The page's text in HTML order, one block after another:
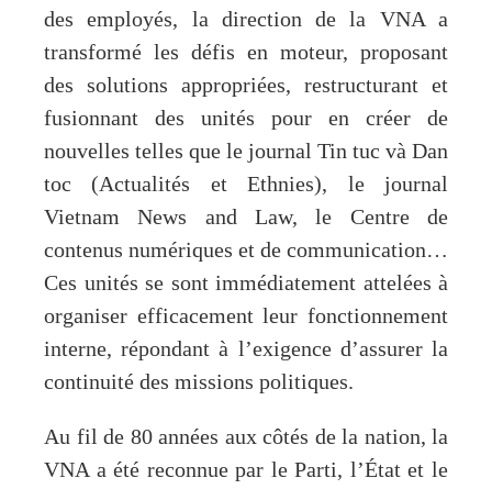
des employés, la direction de la VNA a
transformé les défis en moteur, proposant
des solutions appropriées, restructurant et
fusionnant des unités pour en créer de
nouvelles telles que le journal Tin tuc và Dan
toc (Actualités et Ethnies), le journal
Vietnam News and Law, le Centre de
contenus numériques et de communication…
Ces unités se sont immédiatement attelées à
organiser efficacement leur fonctionnement
interne, répondant à l’exigence d’assurer la
continuité des missions politiques.
Au fil de 80 années aux côtés de la nation, la
VNA a été reconnue par le Parti, l’État et le